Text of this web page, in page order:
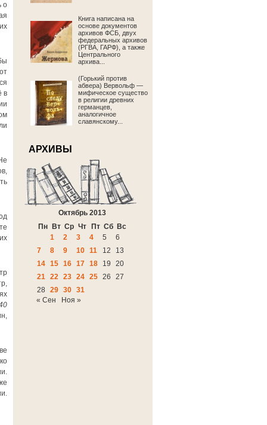
о
в
Книга написана на
основе документов
архивов ФСБ, двух
федеральных архивов
(РГВА, ГАРФ), а также
Центрального
архива...
(Горький против
абвера) Вервольф —
мифическое существо
в религии древних
германцев,
аналогичное
славянскому...
АРХИВЫ
Октябрь 2013
Пн
Вт Ср Чт Пт Сб Вс
1
2 3 4 5
6
7
8 9 10 11 12
13
14 15 16 17 18 19
20
21 22 23 24 25 26
27
28
29 30 31
« Сен
Ноя »